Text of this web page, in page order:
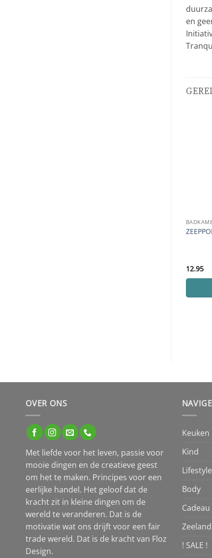
en
12.95
OVER ONS
Met liefde voor het leven, passie voor
mooie dingen en de creatieve geest
om het te maken. Principes voor een
eerlijke handel. Het geloof dat de
kracht zit in kleine dingen om de
wereld te veranderen. Dat is de
motivatie wat ons drijft voor een fair
trade wereld. Dat is de kracht van Floz
Design.
Keuken
Kind
Lifestyle
Body
Zeeland
! SALE !